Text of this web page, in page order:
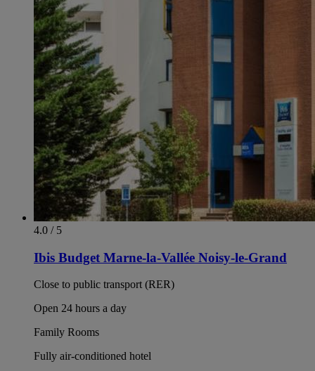
4.0 / 5
Ibis Budget Marne-la-Vallée Noisy-le-Grand
Close to public transport (RER)
Open 24 hours a day
Family Rooms
Fully air-conditioned hotel